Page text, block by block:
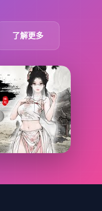
了解更多